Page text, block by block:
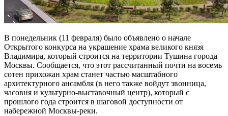
В понедельник (11 февраля) было объявлено о начале
Открытого конкурса на украшение храма великого князя
Владимира, который строится на территории Тушина города
Москвы. Сообщается, что этот рассчитанный почти на восемь
сотен прихожан храм станет частью масштабного
архитектурного ансамбля (в него также войдут звонница,
часовня и культурно-выставочный центр), который с
прошлого года строится в шаговой доступности от
набережной Москвы-реки.